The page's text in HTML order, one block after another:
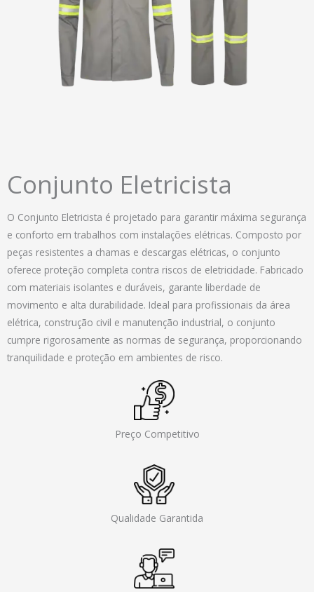
Conjunto Eletricista
O Conjunto Eletricista é projetado para garantir máxima segurança
e conforto em trabalhos com instalações elétricas. Composto por
peças resistentes a chamas e descargas elétricas, o conjunto
oferece proteção completa contra riscos de eletricidade. Fabricado
com materiais isolantes e duráveis, garante liberdade de
movimento e alta durabilidade. Ideal para profissionais da área
elétrica, construção civil e manutenção industrial, o conjunto
cumpre rigorosamente as normas de segurança, proporcionando
tranquilidade e proteção em ambientes de risco.
Preço Competitivo
Qualidade Garantida